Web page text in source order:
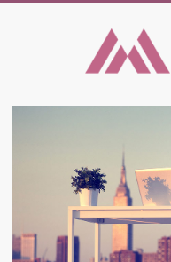
Trender
aktiviteter
kläder
till